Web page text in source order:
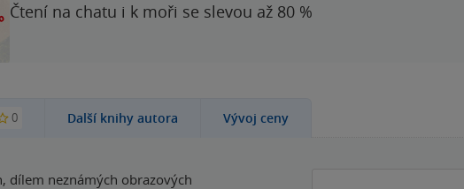
Čtení na chatu i k moři se slevou až 80 %
0 Další knihy autora Vývoj ceny
dílem neznámých obrazových